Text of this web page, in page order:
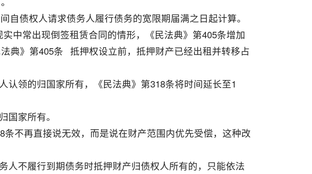
债权人请求债务人履行债务的宽限期届满之日起计算。
中常出现倒签租赁合同的情形，《民法典》第405条增加
典》第405条 抵押权设立前，抵押财产已经出租并转移占
认领的归国家所有，《民法典》第318条将时间延长至1
国家所有。
不再直接说无效，而是说在财产范围内优先受偿，这种改
人不履行到期债务时抵押财产归债权人所有的，只能依法